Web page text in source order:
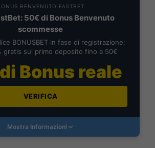
BENVENUTO FASTBET
50€ di Bonus Benvenuto
scommesse
BONUSBET in fase di registrazione:
gratis sul primo deposito fino a 50€
Bonus reale
VERIFICA
Mostra Informazioni